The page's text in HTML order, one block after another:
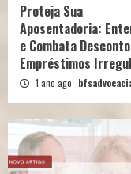
Proteja Sua
Aposentadoria:
e Combata
Empréstimos
1 ano ago